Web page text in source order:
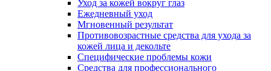
Уход за кожей вокруг глаз
Ежедневный уход
Мгновенный результат
Противовозрастные средства для ухода за
кожей лица и декольте
Специфические проблемы кожи
Средства для профессионального